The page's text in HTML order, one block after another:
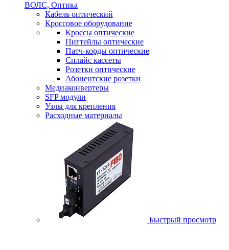
ВОЛС, Оптика
Кабель оптический
Кроссовое оборудование
Кроссы оптические
Пигтейлы оптические
Патч-корды оптические
Сплайс кассеты
Розетки оптические
Абонентские розетки
Медиаконвертеры
SFP модули
Узлы для крепления
Расходные материалы
Быстрый просмотр